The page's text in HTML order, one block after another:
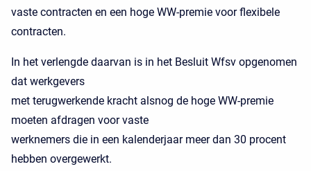
vaste contracten en een hoge WW-premie voor flexibele
contracten.
In het verlengde daarvan is in het Besluit Wfsv opgenomen
dat werkgevers
met terugwerkende kracht alsnog de hoge WW-premie
moeten afdragen voor vaste
werknemers die in een kalenderjaar meer dan 30 procent
hebben overgewerkt.